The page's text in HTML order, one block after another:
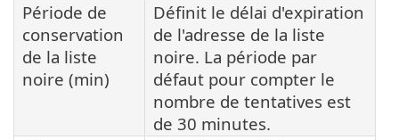
Période de
conservation
de la liste
noire (min)
Définit le délai d'expiration
de l'adresse de la liste
noire. La période par
défaut pour compter le
nombre de tentatives est
de 30 minutes.